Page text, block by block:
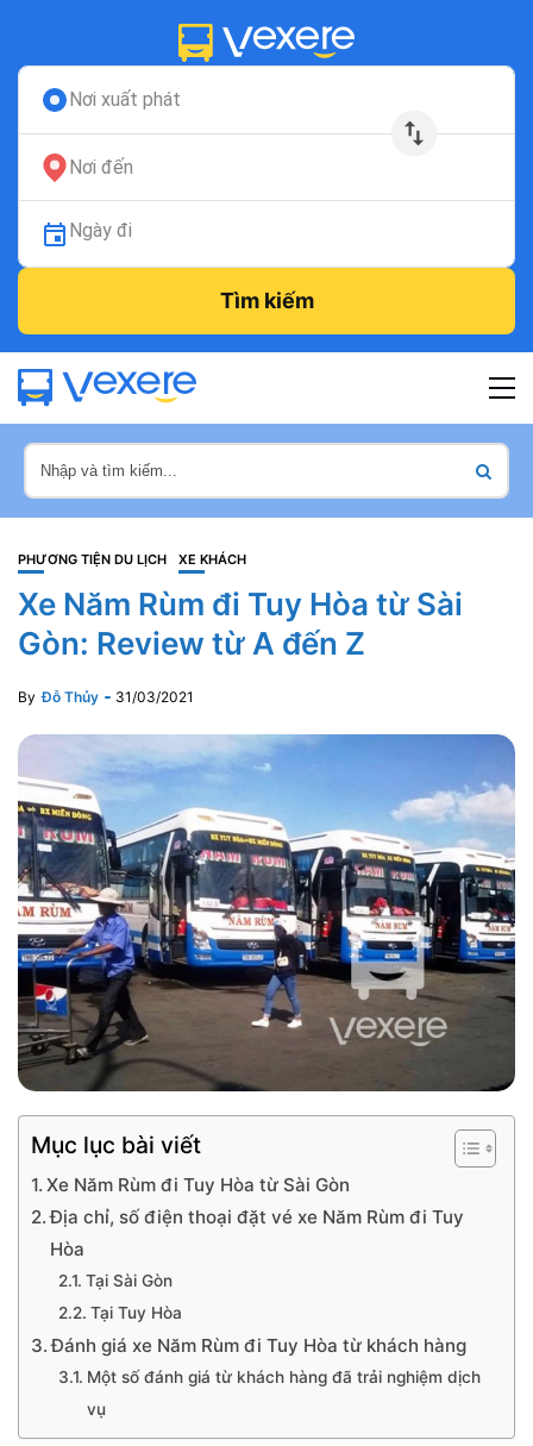
Nơi xuất phát
Nơi đến
Ngày đi
Tìm kiếm
PHƯƠNG TIỆN DU LỊCH XE KHÁCH
Xe Năm Rùm đi Tuy Hòa từ Sài
Gòn: Review từ A đến Z
By Đỗ Thủy 31/03/2021
Mục lục bài viết
Xe Năm Rùm đi Tuy Hòa từ Sài Gòn
Địa chỉ, số điện thoại đặt vé xe Năm Rùm đi Tuy
Hòa
Tại Sài Gòn
Tại Tuy Hòa
Đánh giá xe Năm Rùm đi Tuy Hòa từ khách hàng
Một số đánh giá từ khách hàng đã trải nghiệm dịch
vụ